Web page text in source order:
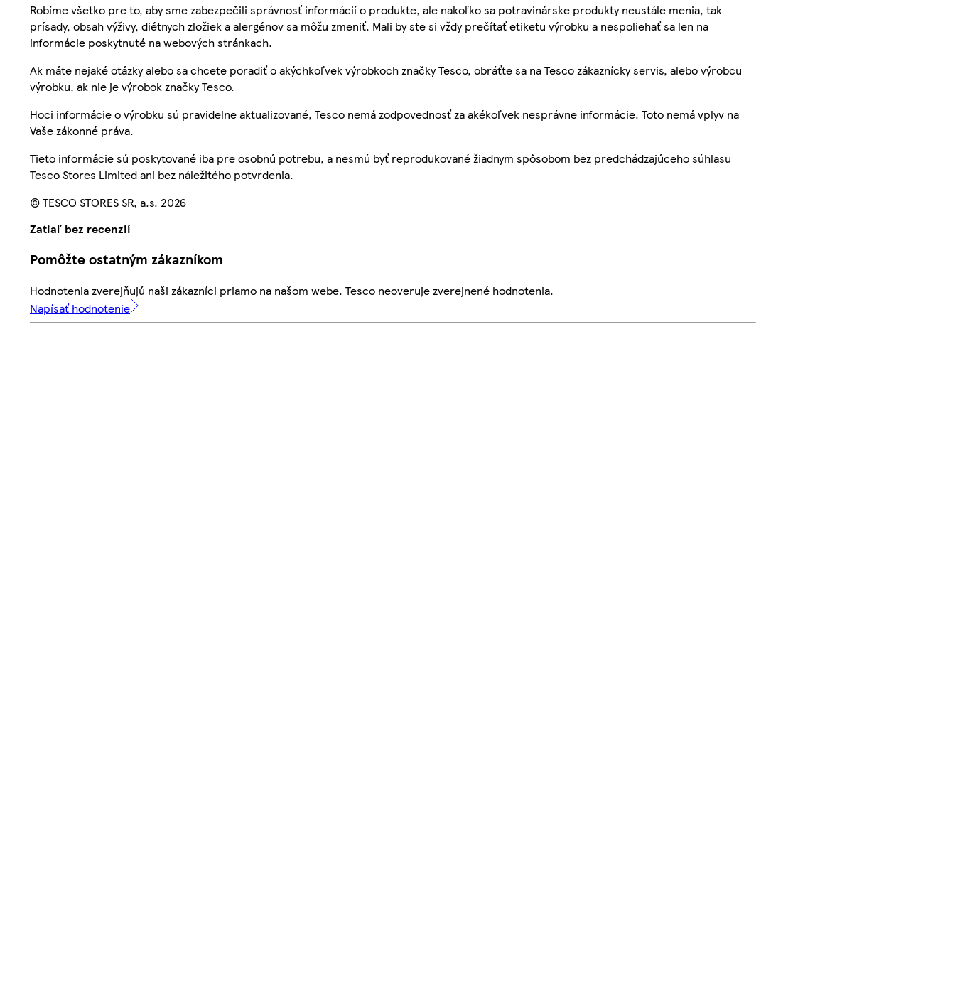
Robíme všetko pre to, aby sme zabezpečili správnosť informácií o produkte, ale nakoľko sa potravinárske produkty neustále menia, tak
prísady, obsah výživy, diétnych zložiek a alergénov sa môžu zmeniť. Mali by ste si vždy prečítať etiketu výrobku a nespoliehať sa len na
informácie poskytnuté na webových stránkach.
Ak máte nejaké otázky alebo sa chcete poradiť o akýchkoľvek výrobkoch značky Tesco, obráťte sa na Tesco zákaznícky servis, alebo výrobcu
výrobku, ak nie je výrobok značky Tesco.
Hoci informácie o výrobku sú pravidelne aktualizované, Tesco nemá zodpovednosť za akékoľvek nesprávne informácie. Toto nemá vplyv na
Vaše zákonné práva.
Tieto informácie sú poskytované iba pre osobnú potrebu, a nesmú byť reprodukované žiadnym spôsobom bez predchádzajúceho súhlasu
Tesco Stores Limited ani bez náležitého potvrdenia.
© TESCO STORES SR, a.s. 2026
Zatiaľ bez recenzií
Pomôžte ostatným zákazníkom
Hodnotenia zverejňujú naši zákazníci priamo na našom webe. Tesco neoveruje zverejnené hodnotenia.
Napísať hodnotenie